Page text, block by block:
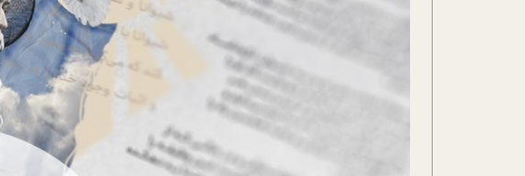
پلاس
تحلیل فیلم
داستان